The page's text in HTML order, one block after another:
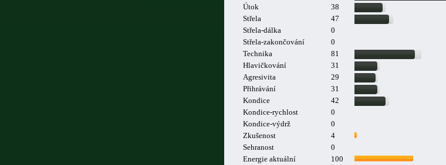
Útok
38
Střela
47
Střela-dálka
0
Střela-zakončování
0
Technika
81
Hlavičkování
31
Agresivita
29
Přihrávání
31
Kondice
42
Kondice-rychlost
0
Kondice-výdrž
0
Zkušenost
4
Sehranost
0
Energie aktuální
100